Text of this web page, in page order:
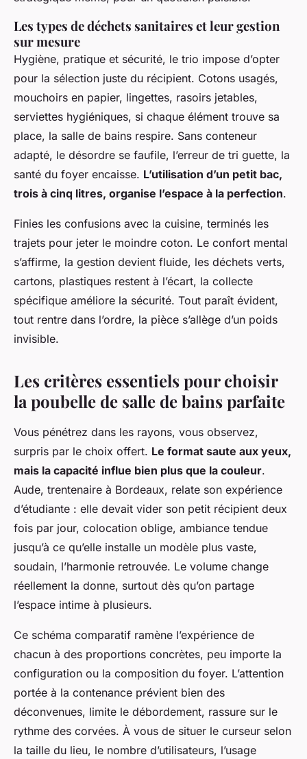
Les types de déchets sanitaires et leur gestion
sur mesure
Hygiène, pratique et sécurité, le trio impose d’opter
pour la sélection juste du récipient. Cotons usagés,
mouchoirs en papier, lingettes, rasoirs jetables,
serviettes hygiéniques, si chaque élément trouve sa
place, la salle de bains respire. Sans conteneur
adapté, le désordre se faufile, l’erreur de tri guette, la
santé du foyer encaisse. L’utilisation d’un petit bac,
trois à cinq litres, organise l’espace à la perfection.
Finies les confusions avec la cuisine, terminés les
trajets pour jeter le moindre coton. Le confort mental
s’affirme, la gestion devient fluide, les déchets verts,
cartons, plastiques restent à l’écart, la collecte
spécifique améliore la sécurité. Tout paraît évident,
tout rentre dans l’ordre, la pièce s’allège d’un poids
invisible.
Les critères essentiels pour choisir
la poubelle de salle de bains parfaite
Vous pénétrez dans les rayons, vous observez,
surpris par le choix offert. Le format saute aux yeux,
mais la capacité influe bien plus que la couleur.
Aude, trentenaire à Bordeaux, relate son expérience
d’étudiante : elle devait vider son petit récipient deux
fois par jour, colocation oblige, ambiance tendue
jusqu’à ce qu’elle installe un modèle plus vaste,
soudain, l’harmonie retrouvée. Le volume change
réellement la donne, surtout dès qu’on partage
l’espace intime à plusieurs.
Ce schéma comparatif ramène l’expérience de
chacun à des proportions concrètes, peu importe la
configuration ou la composition du foyer. L’attention
portée à la contenance prévient bien des
déconvenues, limite le débordement, rassure sur le
rythme des corvées. À vous de situer le curseur selon
la taille du lieu, le nombre d’utilisateurs, l’usage